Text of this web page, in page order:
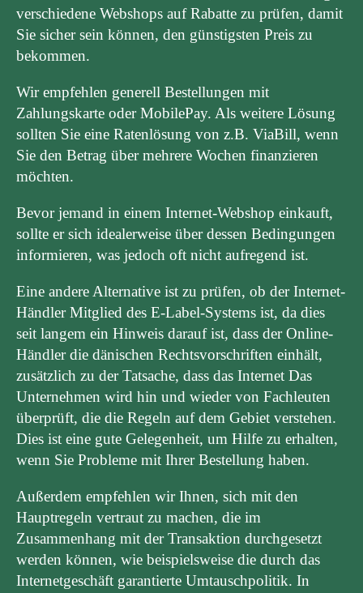
verschiedene Webshops auf Rabatte zu prüfen, damit
Sie sicher sein können, den günstigsten Preis zu
bekommen.
Wir empfehlen generell Bestellungen mit
Zahlungskarte oder MobilePay. Als weitere Lösung
sollten Sie eine Ratenlösung von z.B. ViaBill, wenn
Sie den Betrag über mehrere Wochen finanzieren
möchten.
Bevor jemand in einem Internet-Webshop einkauft,
sollte er sich idealerweise über dessen Bedingungen
informieren, was jedoch oft nicht aufregend ist.
Eine andere Alternative ist zu prüfen, ob der Internet-
Händler Mitglied des E-Label-Systems ist, da dies
seit langem ein Hinweis darauf ist, dass der Online-
Händler die dänischen Rechtsvorschriften einhält,
zusätzlich zu der Tatsache, dass das Internet Das
Unternehmen wird hin und wieder von Fachleuten
überprüft, die die Regeln auf dem Gebiet verstehen.
Dies ist eine gute Gelegenheit, um Hilfe zu erhalten,
wenn Sie Probleme mit Ihrer Bestellung haben.
Außerdem empfehlen wir Ihnen, sich mit den
Hauptregeln vertraut zu machen, die im
Zusammenhang mit der Transaktion durchgesetzt
werden können, wie beispielsweise die durch das
Internetgeschäft garantierte Umtauschpolitik. In